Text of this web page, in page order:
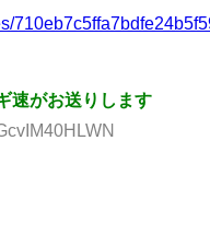
速がお送りします